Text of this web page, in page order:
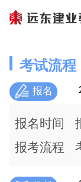
考试流程
报名
报名时间
报考流程